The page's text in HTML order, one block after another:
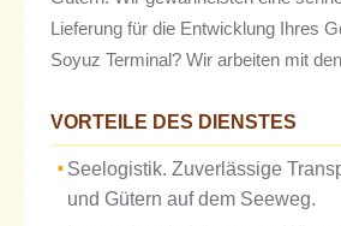
Lieferung für die Entwicklung Ihres
Soyuz Terminal? Wir arbeiten mit
VORTEILE DES DIENSTES
Seelogistik. Zuverlässige
und Gütern auf dem Seeweg.